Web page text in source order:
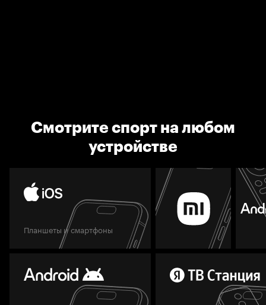
Смотрите спорт на любом
устройстве
Планшеты и смартфоны